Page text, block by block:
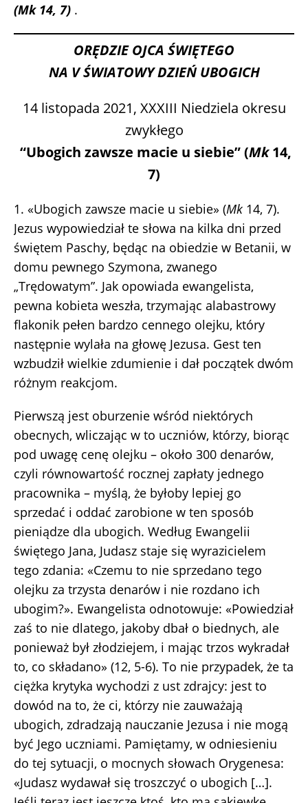
(Mk14, 7) .
ORĘDZIE OJCA ŚWIĘTEGO
NA V ŚWIATOWY DZIEŃ UBOGICH
14 listopada 2021, XXXIII Niedziela okresu
zwykłego
“Ubogich zawsze macie u siebie” (Mk14,
7)
1. «Ubogich zawsze macie u siebie» (Mk 14, 7).
Jezus wypowiedział te słowa na kilka dni przed
świętem Paschy, będąc na obiedzie w Betanii, w
domu pewnego Szymona, zwanego
„Trędowatym”. Jak opowiada ewangelista,
pewna kobieta weszła, trzymając alabastrowy
flakonik pełen bardzo cennego olejku, który
następnie wylała na głowę Jezusa. Gest ten
wzbudził wielkie zdumienie i dał początek dwóm
różnym reakcjom.
Pierwszą jest oburzenie wśród niektórych
obecnych, wliczając w to uczniów, którzy, biorąc
pod uwagę cenę olejku – około 300 denarów,
czyli równowartość rocznej zapłaty jednego
pracownika – myślą, że byłoby lepiej go
sprzedać i oddać zarobione w ten sposób
pieniądze dla ubogich. Według Ewangelii
świętego Jana, Judasz staje się wyrazicielem
tego zdania: «Czemu to nie sprzedano tego
olejku za trzysta denarów i nie rozdano ich
ubogim?». Ewangelista odnotowuje: «Powiedział
zaś to nie dlatego, jakoby dbał o biednych, ale
ponieważ był złodziejem, i mając trzos wykradał
to, co składano» (12, 5-6). To nie przypadek, że ta
ciężka krytyka wychodzi z ust zdrajcy: jest to
dowód na to, że ci, którzy nie zauważają
ubogich, zdradzają nauczanie Jezusa i nie mogą
być Jego uczniami. Pamiętamy, w odniesieniu
do tej sytuacji, o mocnych słowach Orygenesa:
«Judasz wydawał się troszczyć o ubogich […].